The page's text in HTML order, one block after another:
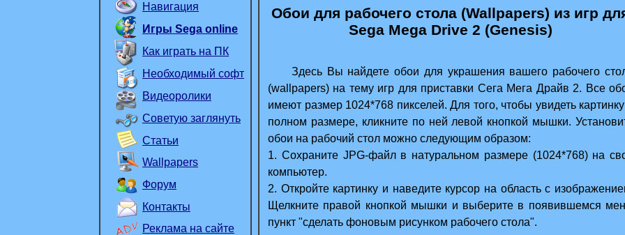
Здесь Вы найдете обои для украшения вашего рабочего
(wallpapers) на тему игр для приставки Сега Мега Драйв 2. Все
имеют размер 1024*768 пикселей. Для того, чтобы увидеть
полном размере, кликните по ней левой кнопкой мышки.
обои на рабочий стол можно следующим образом:
1. Сохраните JPG-файл в натуральном размере (1024*768) на
компьютер.
2. Откройте картинку и наведите курсор на область с
Щелкните правой кнопкой мышки и выберите в появившемся
пункт "сделать фоновым рисунком рабочего стола".
Обои для рабочего стола (Wallpapers) из игр
Sega Mega Drive 2 (Genesis)
Навигация
Как играть на ПК
Необходимый софт
Советую заглянуть
Wallpapers
Контакты
Форум
Реклама на сайте
Статьи
Видеоролики
Игры Sega online